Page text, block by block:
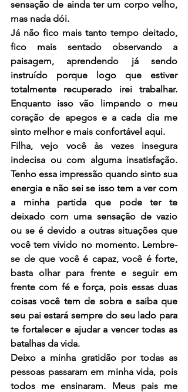
sensação de ainda ter um corpo velho,
mas nada dói.
Já não fico mais tanto tempo deitado,
fico mais sentado observando a
paisagem, aprendendo já sendo
instruído porque logo que estiver
totalmente recuperado irei trabalhar.
Enquanto isso vão limpando o meu
coração de apegos e a cada dia me
sinto melhor e mais confortável aqui.
Filha, vejo você às vezes insegura
indecisa ou com alguma insatisfação.
Tenho essa impressão quando sinto sua
energia e não sei se isso tem a ver com
a minha partida que pode ter te
deixado com uma sensação de vazio
ou se é devido a outras situações que
você tem vivido no momento. Lembre-
se de que você é capaz, você é forte,
basta olhar para frente e seguir em
frente com fé e força, pois essas duas
coisas você tem de sobra e saiba que
seu pai estará sempre do seu lado para
te fortalecer e ajudar a vencer todas as
batalhas da vida.
Deixo a minha gratidão por todas as
pessoas passaram em minha vida, pois
todos me ensinaram. Meus pais me